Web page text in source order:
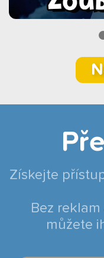
Získejte
Bez
můžete